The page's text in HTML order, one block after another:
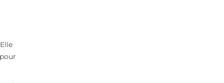
Elle